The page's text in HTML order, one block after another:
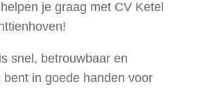
je graag met CV Ketel
snel, betrouwbaar en
bent in goede handen voor